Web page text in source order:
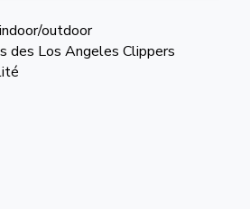
outdoor
des Los Angeles Clippers